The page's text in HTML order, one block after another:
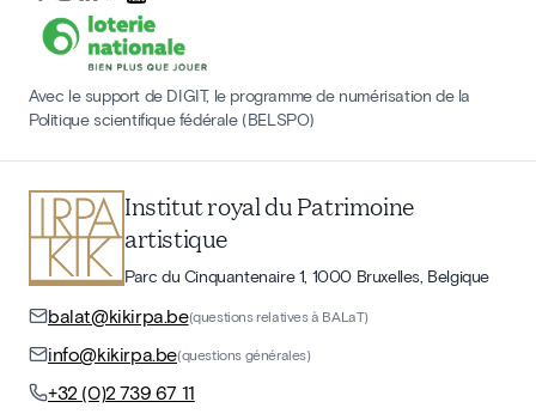
Avec le support de DIGIT, le programme de numérisation de la
Politique scientifique fédérale (BELSPO)
Institut royal du Patrimoine
artistique
Parc du Cinquantenaire 1, 1000 Bruxelles, Belgique
balat@kikirpa.be(questions relatives à BALaT)
info@kikirpa.be(questions générales)
+32 (0)2 739 67 11